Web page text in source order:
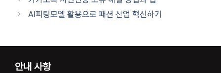
AI피팅모델 활용으로 패션 산업 혁신하기
안내 사항